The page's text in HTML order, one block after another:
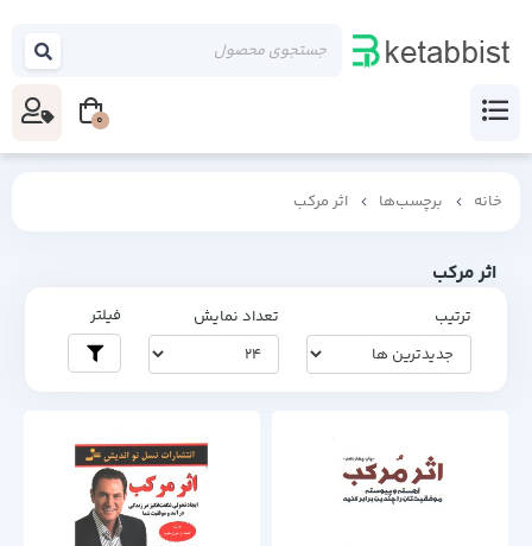
خانه برچسب‌ها اثر مرکب
اثر مرکب
ترتیب تعداد نمایش فیلتر
0